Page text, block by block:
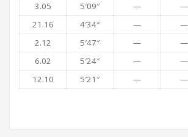
3.05
5′09″ —
—
21.16 4′34″ —
—
2.12
5′47″ —
—
6.02
5′24″ — —
12.10
5′21″ — —